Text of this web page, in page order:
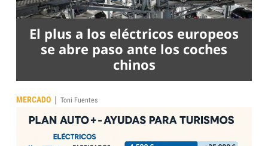
El plus a los eléctricos europeos
se abre paso ante los coches
chinos
MERCADO | Toni Fuentes